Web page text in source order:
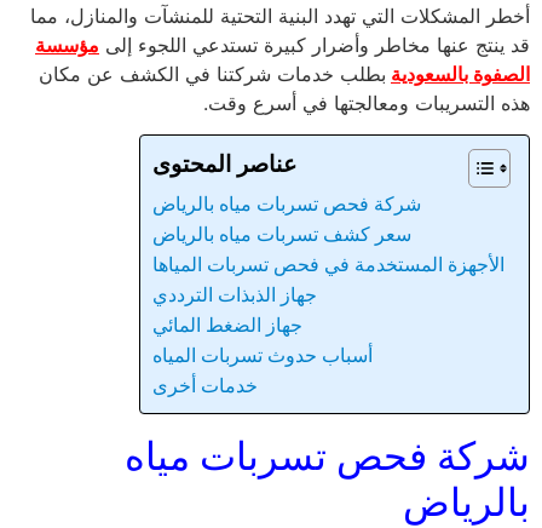
أخطر المشكلات التي تهدد البنية التحتية للمنشآت والمنازل، مما
قد ينتج عنها مخاطر وأضرار كبيرة تستدعي اللجوء إلى مؤسسة
الصفوة بالسعودية بطلب خدمات شركتنا في الكشف عن مكان
هذه التسريبات ومعالجتها في أسرع وقت.
عناصر المحتوى
شركة فحص تسربات مياه بالرياض
سعر كشف تسربات مياه بالرياض
الأجهزة المستخدمة في فحص تسربات المياها
جهاز الذبذات الترددي
جهاز الضغط المائي
أسباب حدوث تسربات المياه
خدمات أخرى
شركة فحص تسربات مياه
بالرياض